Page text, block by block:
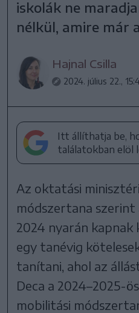
iskolák ne
nélkül, amire már
Hajnal Csilla
2024. július 22.,
Itt állíthatja be,
találatokban elöl
Az oktatási
módszertana
2024 nyarán kapnak
egy tanévig
tanítani, ahol az
Deca a 2024–2025-
mobilitási